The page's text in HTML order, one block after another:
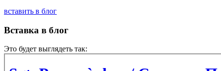
вставить в блог
Вставка в блог
Это будет выглядеть так: